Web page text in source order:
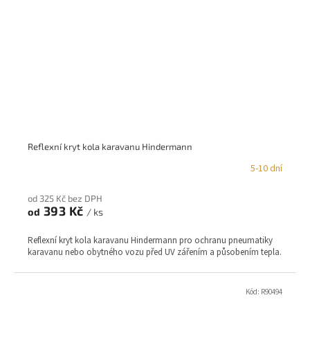
Reflexní kryt kola karavanu Hindermann
5-10 dní
od 325 Kč bez DPH
od 393 Kč / ks
Reflexní kryt kola karavanu Hindermann pro ochranu pneumatiky
karavanu nebo obytného vozu před UV zářením a působením tepla.
Kód: R90494